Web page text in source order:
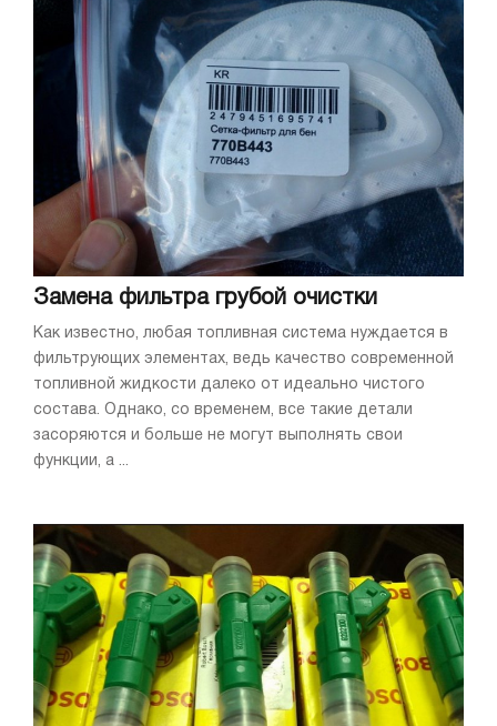
Замена фильтра грубой очистки
Как известно, любая топливная система нуждается в
фильтрующих элементах, ведь качество современной
топливной жидкости далеко от идеально чистого
состава. Однако, со временем, все такие детали
засоряются и больше не могут выполнять свои
функции, а ...